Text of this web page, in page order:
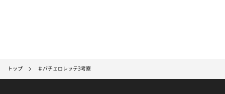
トップ ＃バチェロレッテ3考察